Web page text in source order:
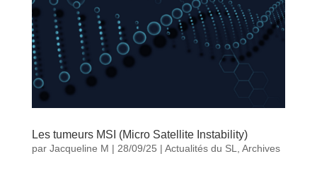
Les tumeurs MSI (Micro Satellite Instability)
par Jacqueline M | 28/09/25 | Actualités du SL Archives